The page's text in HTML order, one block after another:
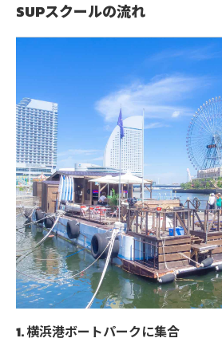
SUPスクールの流れ
1. 横浜港ボートパークに集合